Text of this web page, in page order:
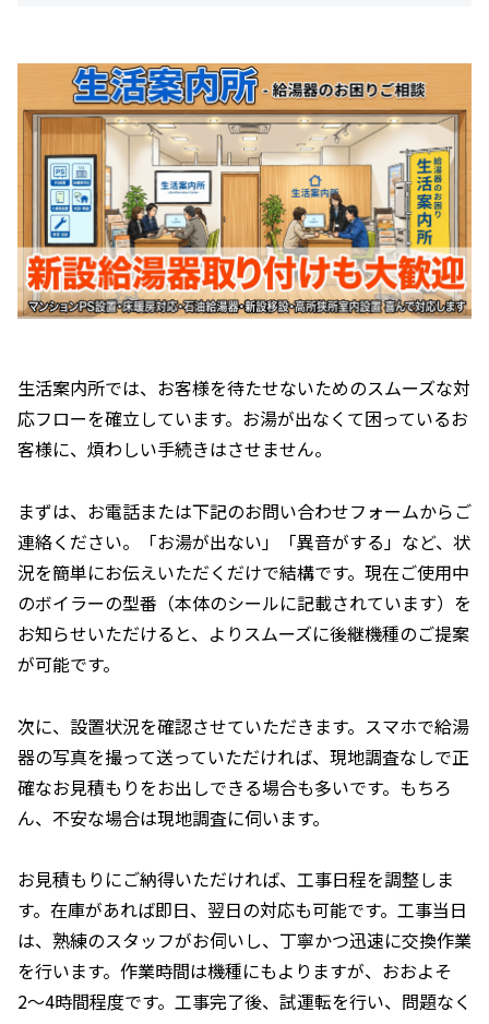
生活案内所では、お客様を待たせないためのスムーズな対
応フローを確立しています。お湯が出なくて困っているお
客様に、煩わしい手続きはさせません。
まずは、お電話または下記のお問い合わせフォームからご
連絡ください。「お湯が出ない」「異音がする」など、状
況を簡単にお伝えいただくだけで結構です。現在ご使用中
のボイラーの型番（本体のシールに記載されています）を
お知らせいただけると、よりスムーズに後継機種のご提案
が可能です。
次に、設置状況を確認させていただきます。スマホで給湯
器の写真を撮って送っていただければ、現地調査なしで正
確なお見積もりをお出しできる場合も多いです。もちろ
ん、不安な場合は現地調査に伺います。
お見積もりにご納得いただければ、工事日程を調整しま
す。在庫があれば即日、翌日の対応も可能です。工事当日
は、熟練のスタッフがお伺いし、丁寧かつ迅速に交換作業
を行います。作業時間は機種にもよりますが、おおよそ
2〜4時間程度です。工事完了後、試運転を行い、問題なく